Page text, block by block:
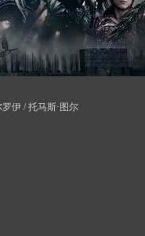
伊 / 托马斯·图尔